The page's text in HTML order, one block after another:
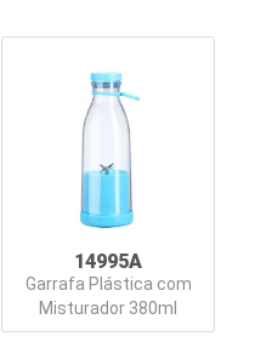
14995A
Garrafa Plástica com
Misturador 380ml